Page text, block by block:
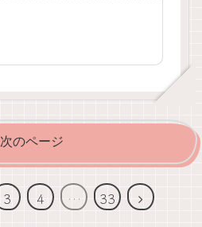
次のページ
3 4 … 33